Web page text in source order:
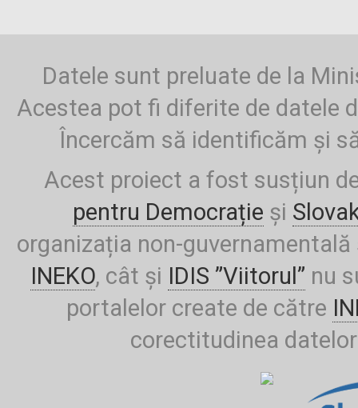
Datele sunt preluate de la
Acestea pot fi diferite de datele
Încercăm să identificăm și
Acest proiect a fost susțiun
pentru Democrație și
organizația non-
INEKO, cât și IDIS ”Viitorul” nu
portalelor create de către
corectitudinea